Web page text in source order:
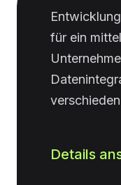
für ein
Details